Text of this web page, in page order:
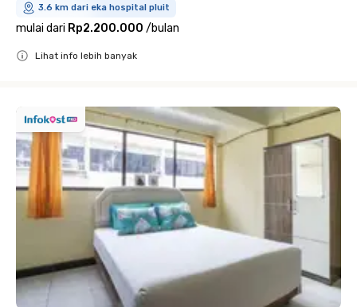
3.6 km dari eka hospital pluit
mulai dari Rp2.200.000 /bulan
Lihat info lebih banyak